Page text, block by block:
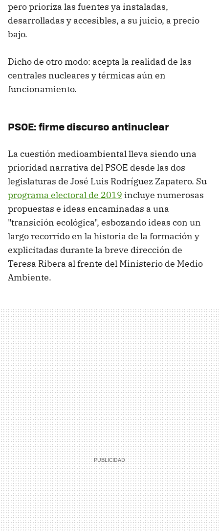
pero prioriza las fuentes ya instaladas,
desarrolladas y accesibles, a su juicio, a precio
bajo.
Dicho de otro modo: acepta la realidad de las
centrales nucleares y térmicas aún en
funcionamiento.
PSOE: firme discurso antinuclear
La cuestión medioambiental lleva siendo una
prioridad narrativa del PSOE desde las dos
legislaturas de José Luis Rodríguez Zapatero. Su
programa electoral de 2019 incluye numerosas
propuestas e ideas encaminadas a una
"transición ecológica", esbozando ideas con un
largo recorrido en la historia de la formación y
explicitadas durante la breve dirección de
Teresa Ribera al frente del Ministerio de Medio
Ambiente.